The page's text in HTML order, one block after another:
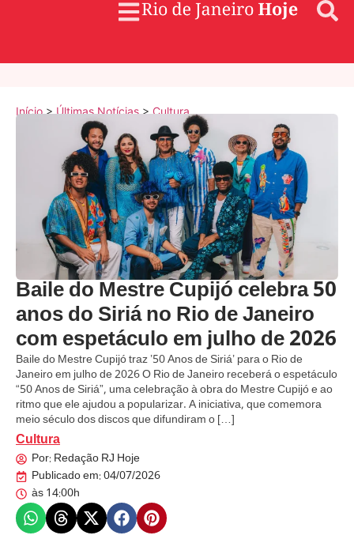
Início>Últimas Notícias>Cultura
Baile do Mestre Cupijó celebra 50
anos do Siriá no Rio de Janeiro
com espetáculo em julho de 2026
Baile do Mestre Cupijó traz ’50 Anos de Siriá’ para o Rio de
Janeiro em julho de 2026 O Rio de Janeiro receberá o espetáculo
“50 Anos de Siriá”, uma celebração à obra do Mestre Cupijó e ao
ritmo que ele ajudou a popularizar. A iniciativa, que comemora
meio século dos discos que difundiram o […]
Cultura
Por: Redação RJ Hoje
Publicado em:04/07/2026
às14:00h